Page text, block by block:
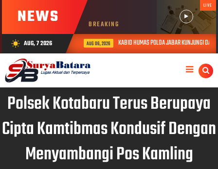
NEWS BREAKING
LIVE
wb_sunny AUG, 7 2026 AUG 06, 2026 KABID HUMAS POLDA JABAR KUNJUNGI DAN
Polsek Kotabaru Terus Berupaya
Cipta Kamtibmas Kondusif Dengan
Menyambangi Pos Kamling